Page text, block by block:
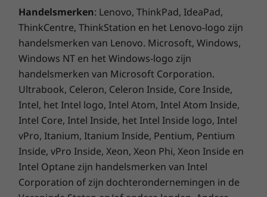
Past—en werkt—overal
De ThinkCentre M720 Tiny past werkelijk
overal: op een boekenplank, achter een
beeldscherm of onder een bureau…. En last
but not least,’de M720 Tiny’is grondig getest in
bijna elke denkbare omgeving,—van de
arctische kou tot de hitte van de woestijn en
alles daartussenin.
Ga voor milieuvriendelijk
Handelsmerken: Lenovo, ThinkPad, IdeaPad,
ThinkCentre, ThinkStation en het Lenovo-logo zijn
handelsmerken van Lenovo. Microsoft, Windows,
Windows NT en het Windows-logo zijn
handelsmerken van Microsoft Corporation.
Ultrabook, Celeron, Celeron Inside, Core Inside,
Intel, het Intel logo, Intel Atom, Intel Atom Inside,
Intel Core, Intel Inside, het Intel Inside logo, Intel
vPro, Itanium, Itanium Inside, Pentium, Pentium
Inside, vPro Inside, Xeon, Xeon Phi, Xeon Inside en
Intel Optane zijn handelsmerken van Intel
Corporation of zijn dochterondernemingen in de